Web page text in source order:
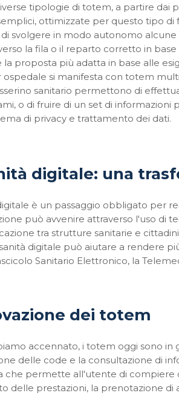
tipologie di totem, a partire
ottimizzate per questo tipo di
svolgere in modo autonomo
la fila o il reparto corretto in
la proposta più adatta in base alle
si manifesta con totem
sanitario permettono di
o di fruire di un set di
di privacy e trattamento dei dati.
digitale: una
è un passaggio obbligato per
può avvenire attraverso l'uso di
tra strutture sanitarie e
digitale può aiutare a rendere
Sanitario Elettronico, la
dei totem
accennato, i totem oggi sono in
delle code e la consultazione di
che permette all'utente di compiere
delle prestazioni, la prenotazione